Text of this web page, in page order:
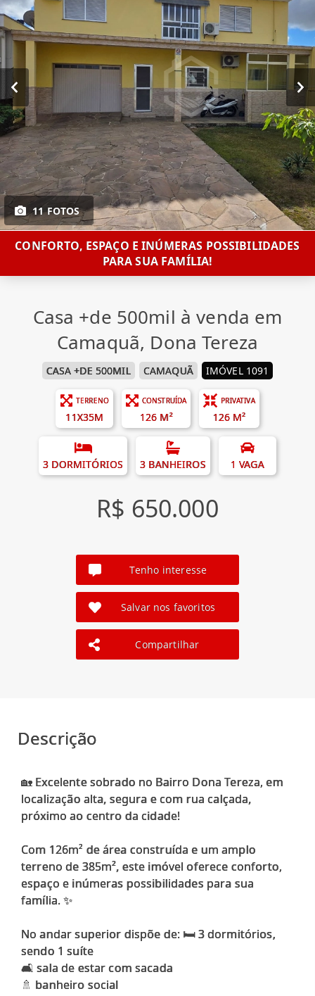
11 FOTOS
CONFORTO, ESPAÇO E INÚMERAS POSSIBILIDADES
PARA SUA FAMÍLIA!
Casa +de 500mil à venda em
Camaquã, Dona Tereza
CASA +DE 500MIL CAMAQUÃ IMÓVEL 1091
TERRENO
11X35M
CONSTRUÍDA
126 M²
PRIVATIVA
126 M²
3 DORMITÓRIOS 3 BANHEIROS 1 VAGA
R$ 650.000
Tenho interesse
Salvar nos favoritos
Compartilhar
Descrição
🏡 Excelente sobrado no Bairro Dona Tereza, em
localização alta, segura e com rua calçada,
próximo ao centro da cidade!
Com 126m² de área construída e um amplo
terreno de 385m², este imóvel oferece conforto,
espaço e inúmeras possibilidades para sua
família. ✨
No andar superior dispõe de: 🛏️ 3 dormitórios,
sendo 1 suíte
🛋️ sala de estar com sacada
🚿 banheiro social